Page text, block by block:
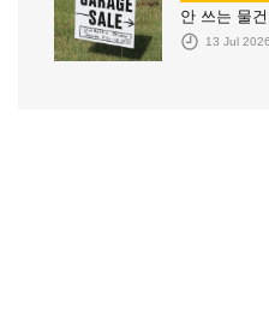
안 쓰는 물
13 Jul 2026